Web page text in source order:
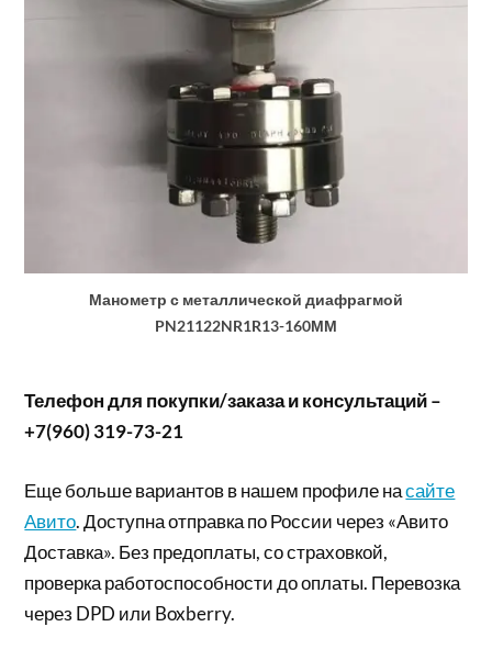
Манометр с металлической диафрагмой
PN21122NR1R13-160ММ
Телефон для покупки/заказа и консультаций –
+7(960) 319-73-21
Еще больше вариантов в нашем профиле насайте
Авито. Доступна отправка по России через «Авито
Доставка». Без предоплаты, со страховкой,
проверка работоспособности до оплаты. Перевозка
через DPD или Boxberry.